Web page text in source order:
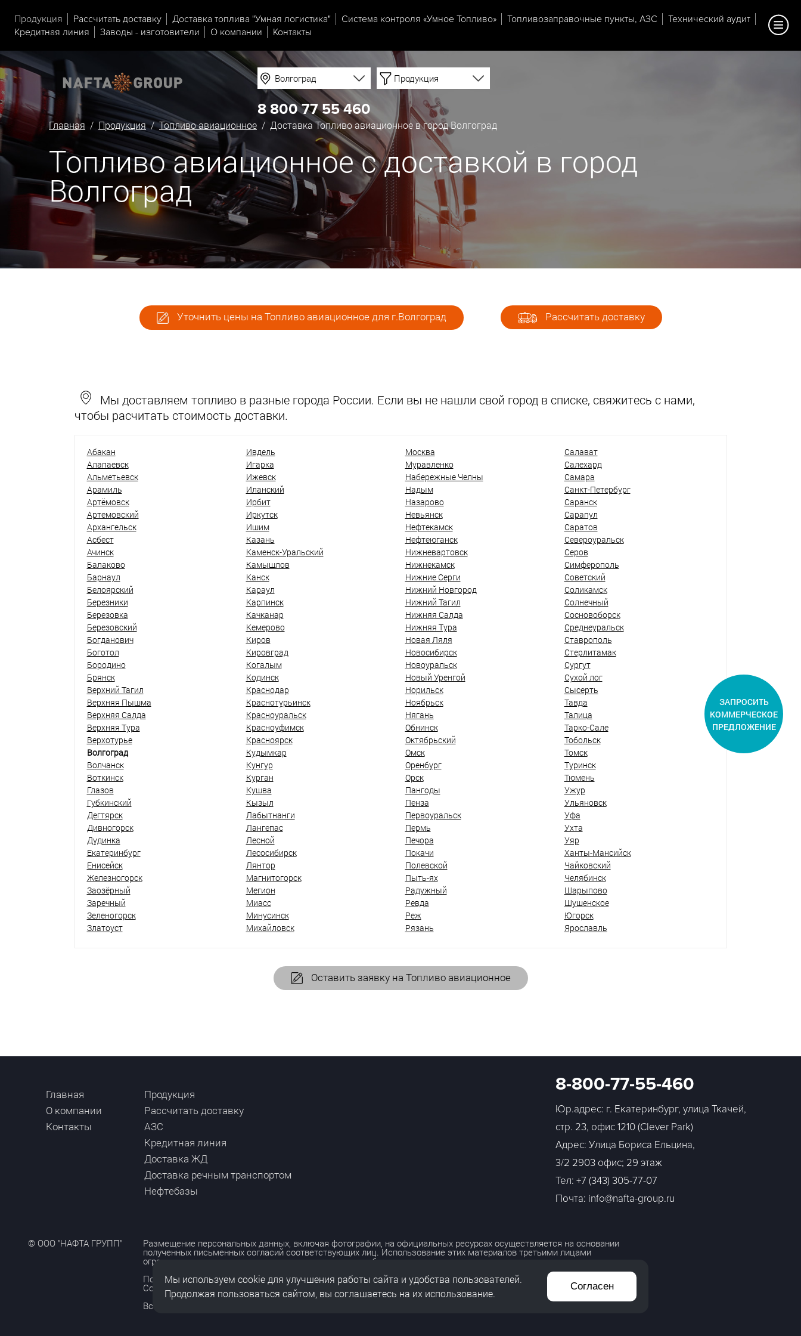
Продукция Рассчитать доставку Доставка топлива "Умная логистика" Система контроля «Умное Топливо» Топливозаправочные пункты, АЗС
Технический аудит
Кредитная линия
Заводы - изготовители О компании Контакты
Волгоград Продукция
8 800 77 55 460
Главная / Продукция/Топливо авиационное / Доставка Топливо авиационное в город Волгоград
Топливо авиационное с доставкой в город
Волгоград
Уточнить цены на Топливо авиационное для г.Волгоград Рассчитать доставку
Мы доставляем топливо в разные города России. Если вы не нашли свой город в списке, свяжитесь с нами,
чтобы расчитать стоимость доставки.
Абакан
Алапаевск
Альметьевск
Арамиль
Артёмовск
Артемовский
Архангельск
Асбест
Ачинск
Балаково
Барнаул
Белоярский
Березники
Березовка
Березовский
Богданович
Боготол
Бородино
Брянск
Верхний Тагил
Верхняя Пышма
Верхняя Салда
Верхняя Тура
Верхотурье
Волгоград
Волчанск
Воткинск
Глазов
Губкинский
Дегтярск
Дивногорск
Дудинка
Екатеринбург
Енисейск
Железногорск
Заозёрный
Заречный
Зеленогорск
Златоуст
Ивдель
Игарка
Ижевск
Иланский
Ирбит
Иркутск
Ишим
Казань
Каменск-Уральский
Камышлов
Канск
Караул
Карпинск
Качканар
Кемерово
Киров
Кировград
Когалым
Кодинск
Краснодар
Краснотурьинск
Красноуральск
Красноуфимск
Красноярск
Кудымкар
Кунгур
Курган
Кушва
Кызыл
Лабытнанги
Лангепас
Лесной
Лесосибирск
Лянтор
Магнитогорск
Мегион
Миасс
Минусинск
Михайловск
Москва
Муравленко
Набережные Челны
Надым
Назарово
Невьянск
Нефтекамск
Нефтеюганск
Нижневартовск
Нижнекамск
Нижние Серги
Нижний Новгород
Нижний Тагил
Нижняя Салда
Нижняя Тура
Новая Ляля
Новосибирск
Новоуральск
Новый Уренгой
Норильск
Ноябрьск
Нягань
Обнинск
Октябрьский
Омск
Оренбург
Орск
Пангоды
Пенза
Первоуральск
Пермь
Печора
Покачи
Полевской
Пыть-ях
Радужный
Ревда
Реж
Рязань
Салават
Салехард
Самара
Санкт-Петербург
Саранск
Сарапул
Саратов
Североуральск
Серов
Симферополь
Советский
Соликамск
Солнечный
Сосновоборск
Среднеуральск
Ставрополь
Стерлитамак
Сургут
Сухой лог
Сысерть
Тавда
Талица
Тарко-Сале
Тобольск
Томск
Туринск
Тюмень
Ужур
Ульяновск
Уфа
Ухта
Уяр
Ханты-Мансийск
Чайковский
Челябинск
Шарыпово
Шушенское
Югорск
Ярославль
Оставить заявку на Топливо авиационное
Главная
О компании
Контакты
Продукция
Рассчитать доставку
АЗС
Кредитная линия
Доставка ЖД
Доставка речным транспортом
Нефтебазы
8-800-77-55-460
Юр.адрес: г. Екатеринбург, улица Ткачей,
стр. 23, офис 1210 (Clever Park)
Адрес: Улица Бориса Ельцина,
3/2 2903 офис; 29 этаж
Тел: +7 (343) 305-77-07
Почта: info@nafta-group.ru
© ООО "НАФТА ГРУПП" Размещение персональных данных, включая фотографии, на официальных ресурсах осуществляется на основании
полученных письменных согласий соответствующих лиц. Использование этих материалов третьими лицами
ограничено и допускается только с разрешения правообладателя.
Политика обработки персональных данных
Согласие на обработку персональных данных
Все права защищены
ЗАПРОСИТЬ
КОММЕРЧЕСКОЕ
ПРЕДЛОЖЕНИЕ
Мы используем cookie для улучшения работы сайта и удобства пользователей.
Продолжая пользоваться сайтом, вы соглашаетесь на их использование.
Согласен